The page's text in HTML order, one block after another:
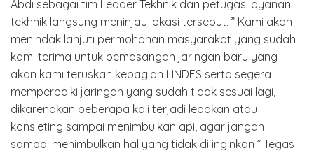
Abdi sebagai tim Leader Tekhnik dan petugas layanan
tekhnik langsung meninjau lokasi tersebut, ” Kami akan
menindak lanjuti permohonan masyarakat yang sudah
kami terima untuk pemasangan jaringan baru yang
akan kami teruskan kebagian LINDES serta segera
memperbaiki jaringan yang sudah tidak sesuai lagi,
dikarenakan beberapa kali terjadi ledakan atau
konsleting sampai menimbulkan api, agar jangan
sampai menimbulkan hal yang tidak di inginkan ” Tegas